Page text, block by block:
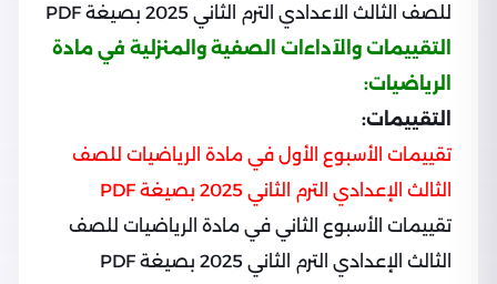
للصف الثالث الاعدادي الترم الثاني 2025 بصيغة PDF
التقييمات والآداءات الصفية والمنزلية في مادة
الرياضيات:
التقييمات:
تقييمات الأسبوع الأول في مادة الرياضيات للصف
الثالث الإعدادي الترم الثاني 2025 بصيغة PDF
تقييمات الأسبوع الثاني في مادة الرياضيات للصف
الثالث الإعدادي الترم الثاني 2025 بصيغة PDF